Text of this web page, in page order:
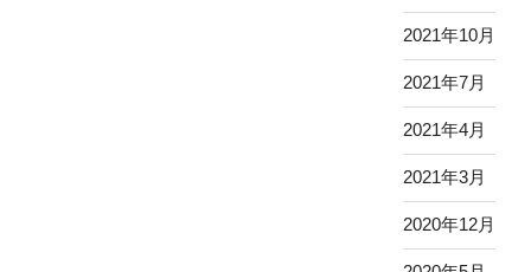
2021年10月
2021年7月
2021年4月
2021年3月
2020年12月